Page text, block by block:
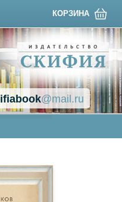
КОРЗИНА
@mail.ru